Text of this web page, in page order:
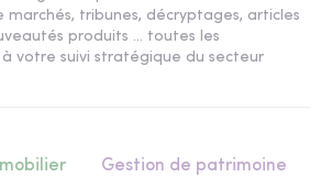
marchés, tribunes, décryptages, articles
produits ... toutes les
votre suivi stratégique du secteur
Gestion de patrimoine